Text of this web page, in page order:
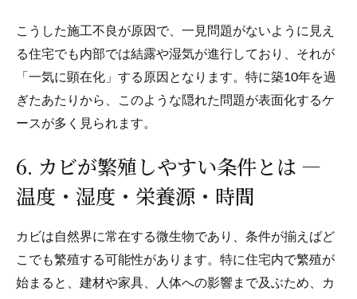
こうした施工不良が原因で、一見問題がないように見え
る住宅でも内部では結露や湿気が進行しており、それが
「一気に顕在化」する原因となります。特に築10年を過
ぎたあたりから、このような隠れた問題が表面化するケ
ースが多く見られます。
6. カビが繁殖しやすい条件とは —
温度・湿度・栄養源・時間
カビは自然界に常在する微生物であり、条件が揃えばど
こでも繁殖する可能性があります。特に住宅内で繁殖が
始まると、建材や家具、人体への影響まで及ぶため、カ